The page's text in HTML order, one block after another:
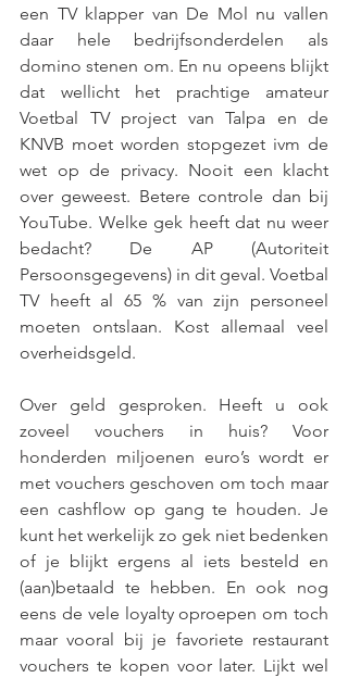
een TV klapper van De Mol nu vallen
daar hele bedrijfsonderdelen als
domino stenen om. En nu opeens blijkt
dat wellicht het prachtige amateur
Voetbal TV project van Talpa en de
KNVB moet worden stopgezet ivm de
wet op de privacy. Nooit een klacht
over geweest. Betere controle dan bij
YouTube. Welke gek heeft dat nu weer
bedacht? De AP (Autoriteit
Persoonsgegevens) in dit geval. Voetbal
TV heeft al 65 % van zijn personeel
moeten ontslaan. Kost allemaal veel
overheidsgeld.
Over geld gesproken. Heeft u ook
zoveel vouchers in huis? Voor
honderden miljoenen euro’s wordt er
met vouchers geschoven om toch maar
een cashflow op gang te houden. Je
kunt het werkelijk zo gek niet bedenken
of je blijkt ergens al iets besteld en
(aan)betaald te hebben. En ook nog
eens de vele loyalty oproepen om toch
maar vooral bij je favoriete restaurant
vouchers te kopen voor later. Lijkt wel